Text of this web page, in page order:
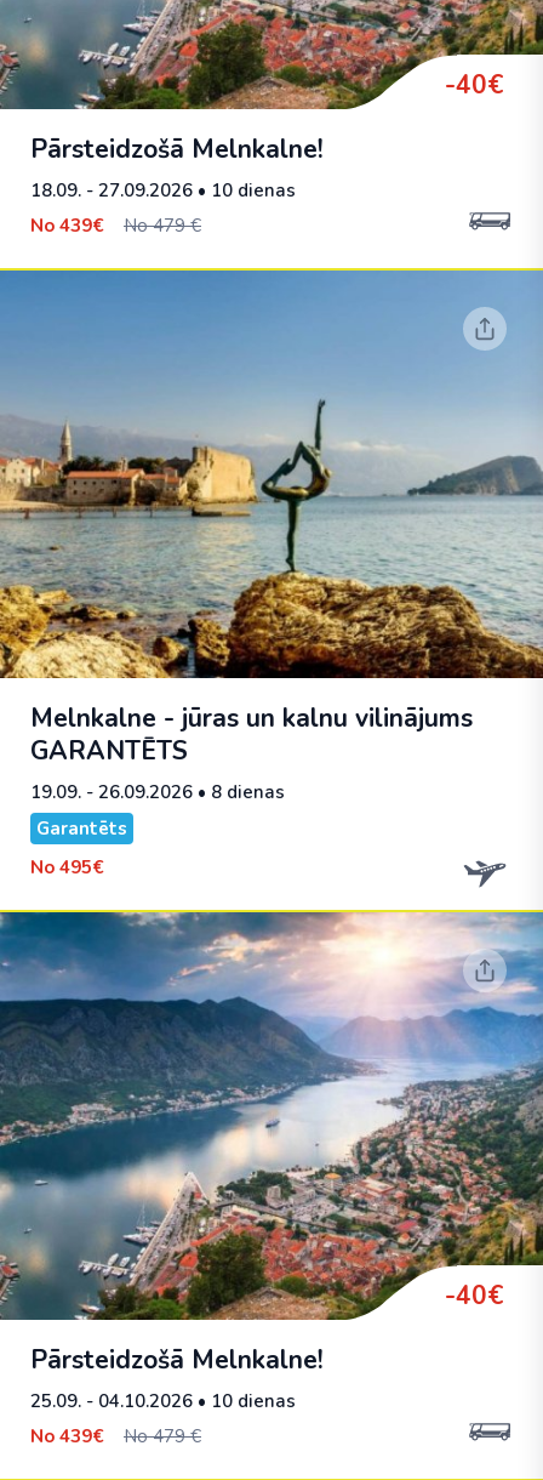
-40€
Pārsteidzošā Melnkalne!
18.09. - 27.09.2026 • 10 dienas
No 439€ No 479 €
Melnkalne - jūras un kalnu vilinājums
GARANTĒTS
19.09. - 26.09.2026 • 8 dienas
Garantēts
No 495€
-40€
Pārsteidzošā Melnkalne!
25.09. - 04.10.2026 • 10 dienas
No 439€ No 479 €